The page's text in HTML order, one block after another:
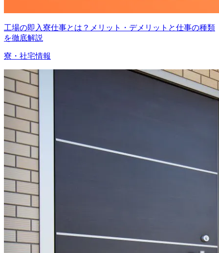
工場の即入寮仕事とは？メリット・デメリットと仕事の種類
を徹底解説
寮・社宅情報